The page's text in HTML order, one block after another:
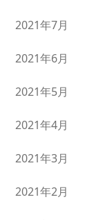
2021年7月
2021年6月
2021年5月
2021年4月
2021年3月
2021年2月